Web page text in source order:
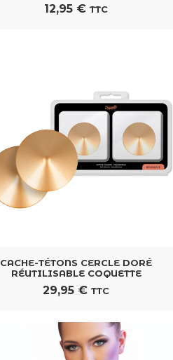
12,95 € TTC
CACHE-TÉTONS CERCLE DORÉ
RÉUTILISABLE COQUETTE
29,95 € TTC